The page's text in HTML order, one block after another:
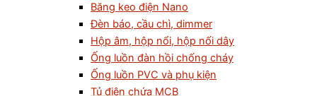
Băng keo điện Nano
Đèn báo, cầu chì, dimmer
Hộp âm, hộp nổi, hộp nối dây
Ống luồn đàn hồi chống cháy
Ống luồn PVC và phụ kiện
Tủ điện chứa MCB